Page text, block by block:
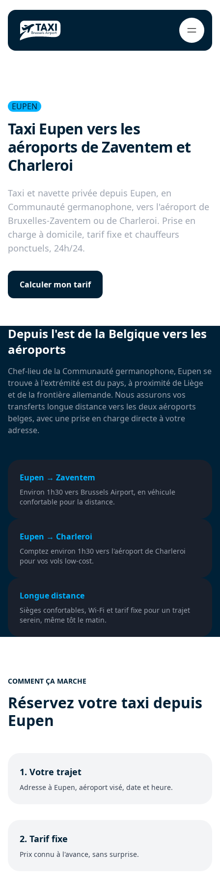
EUPEN
Taxi Eupen vers les
aéroports de Zaventem et
Charleroi
Taxi et navette privée depuis Eupen, en
Communauté germanophone, vers l'aéroport de
Bruxelles-Zaventem ou de Charleroi. Prise en
charge à domicile, tarif fixe et chauffeurs
ponctuels, 24h/24.
Calculer mon tarif
Depuis l'est de la Belgique vers les
aéroports
Chef-lieu de la Communauté germanophone, Eupen se
trouve à l'extrémité est du pays, à proximité de Liège
et de la frontière allemande. Nous assurons vos
transferts longue distance vers les deux aéroports
belges, avec une prise en charge directe à votre
adresse.
Eupen → Zaventem
Environ 1h30 vers Brussels Airport, en véhicule
confortable pour la distance.
Eupen → Charleroi
Comptez environ 1h30 vers l'aéroport de Charleroi
pour vos vols low-cost.
Longue distance
Sièges confortables, Wi-Fi et tarif fixe pour un trajet
serein, même tôt le matin.
COMMENT ÇA MARCHE
Réservez votre taxi depuis
Eupen
1. Votre trajet
Adresse à Eupen, aéroport visé, date et heure.
2. Tarif fixe
Prix connu à l'avance, sans surprise.